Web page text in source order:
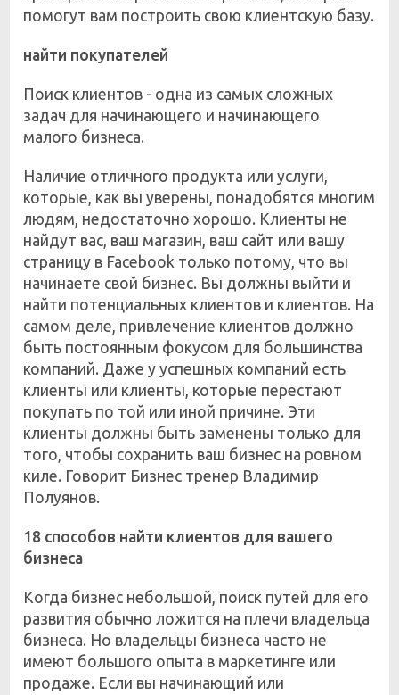
помогут вам построить свою клиентскую базу.
найти покупателей
Поиск клиентов - одна из самых сложных
задач для начинающего и начинающего
малого бизнеса.
Наличие отличного продукта или услуги,
которые, как вы уверены, понадобятся многим
людям, недостаточно хорошо. Клиенты не
найдут вас, ваш магазин, ваш сайт или вашу
страницу в Facebook только потому, что вы
начинаете свой бизнес. Вы должны выйти и
найти потенциальных клиентов и клиентов. На
самом деле, привлечение клиентов должно
быть постоянным фокусом для большинства
компаний. Даже у успешных компаний есть
клиенты или клиенты, которые перестают
покупать по той или иной причине. Эти
клиенты должны быть заменены только для
того, чтобы сохранить ваш бизнес на ровном
киле. Говорит Бизнес тренер Владимир
Полуянов.
18 способов найти клиентов для вашего
бизнеса
Когда бизнес небольшой, поиск путей для его
развития обычно ложится на плечи владельца
бизнеса. Но владельцы бизнеса часто не
имеют большого опыта в маркетинге или
продаже. Если вы начинающий или